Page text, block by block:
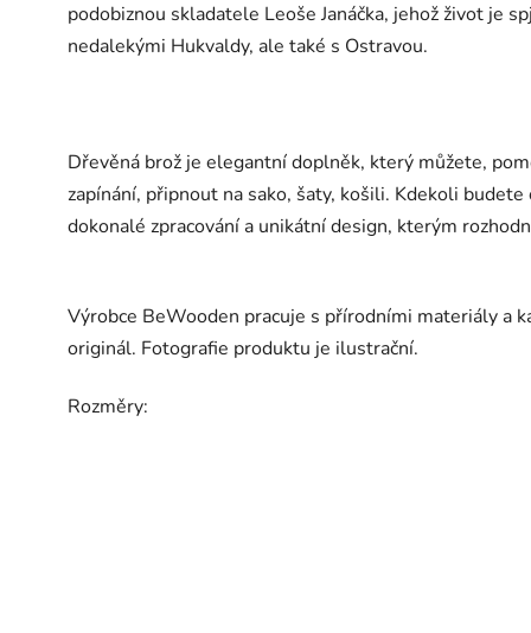
podobiznou skladatele Leoše Janáčka, jehož život je
nedalekými Hukvaldy, ale také s Ostravou.
Dřevěná brož je elegantní doplněk, který můžete,
zapínání, připnout na sako, šaty, košili. Kdekoli
dokonalé zpracování a unikátní design, kterým
Výrobce BeWooden pracuje s přírodními materiály a
originál. Fotografie produktu je ilustrační.
Rozměry: